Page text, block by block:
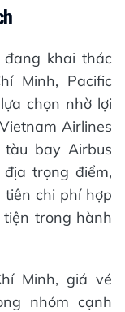
khai thác
Minh, Pacific
chọn nhờ lợi
Airlines
bay Airbus
trọng điểm,
chi phí hợp
trong hành
Minh, giá vé
nhóm cạnh